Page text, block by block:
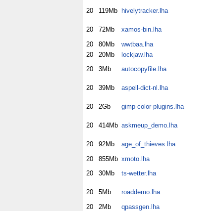
20 119Mb hivelytracker.lha
20 72Mb
xamos-bin.lha
20
80Mb
wwtbaa.lha
20
20Mb
lockjaw.lha
20
3Mb autocopyfile.lha
20 39Mb aspell-dict-nl.lha
20 2Gb gimp-color-plugins.lha
20 414Mb askmeup_demo.lha
20 92Mb
age_of_thieves.lha
20
855Mb xmoto.lha
20
30Mb ts-wetter.lha
20 5Mb
roaddemo.lha
20
2Mb
qpassgen.lha